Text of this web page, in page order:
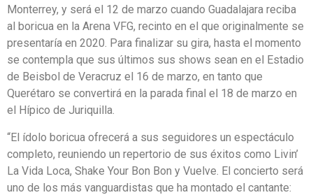
Monterrey, y será el 12 de marzo cuando Guadalajara reciba
al boricua en la Arena VFG, recinto en el que originalmente se
presentaría en 2020. Para finalizar su gira, hasta el momento
se contempla que sus últimos sus shows sean en el Estadio
de Beisbol de Veracruz el 16 de marzo, en tanto que
Querétaro se convertirá en la parada final el 18 de marzo en
el Hípico de Juriquilla.
“El ídolo boricua ofrecerá a sus seguidores un espectáculo
completo, reuniendo un repertorio de sus éxitos como Livin’
La Vida Loca, Shake Your Bon Bon y Vuelve. El concierto será
uno de los más vanguardistas que ha montado el cantante: